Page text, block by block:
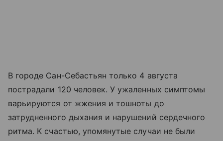
В городе Сан-Себастьян только 4 августа
пострадали 120 человек. У ужаленных симптомы
варьируются от жжения и тошноты до
затрудненного дыхания и нарушений сердечного
ритма. К счастью, упомянутые случаи не были